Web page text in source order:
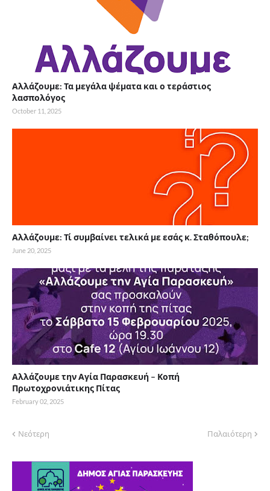
Αλλάζουμε: Τα μεγάλα ψέματα και ο τεράστιος
λασπολόγος
October 11, 2025
Αλλάζουμε: Τί συμβαίνει τελικά με εσάς κ. Σταθόπουλε;
June 20, 2025
Αλλάζουμε την Αγία Παρασκευή – Κοπή
Πρωτοχρονιάτικης Πίτας
February 02, 2025
Νεότερη Παλαιότερη